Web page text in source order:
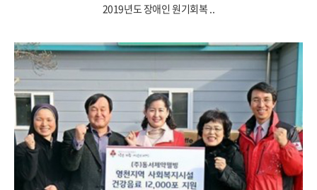
2019년도 장애인 원기회복 ..